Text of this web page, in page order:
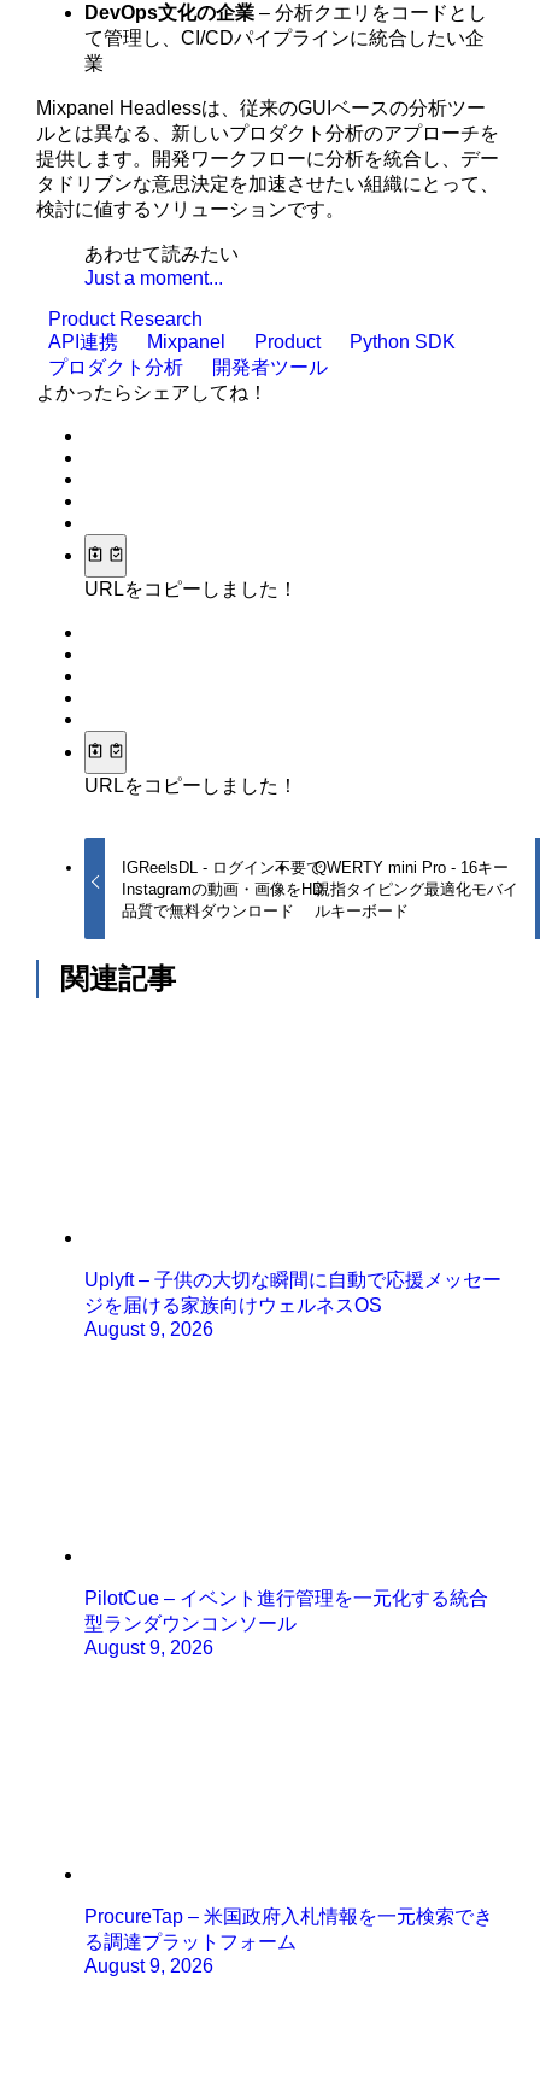
DevOps文化の企業 – 分析クエリをコードとし
て管理し、CI/CDパイプラインに統合したい企
業
Mixpanel Headlessは、従来のGUIベースの分析ツー
ルとは異なる、新しいプロダクト分析のアプローチを
提供します。開発ワークフローに分析を統合し、デー
タドリブンな意思決定を加速させたい組織にとって、
検討に値するソリューションです。
あわせて読みたい
Just a moment...
Product Research
API連携
Mixpanel Product
Python SDK
プロダクト分析
開発者ツール
よかったらシェアしてね！
URLをコピーしました！
URLをコピーしました！
IGReelsDL - ログイン不要で
Instagramの動画・画像をHD
品質で無料ダウンロード
QWERTY mini Pro - 16キー
親指タイピング最適化モバイ
ルキーボード
関連記事
Uplyft – 子供の大切な瞬間に自動で応援メッセー
ジを届ける家族向けウェルネスOS
August 9, 2026
PilotCue – イベント進行管理を一元化する統合
型ランダウンコンソール
August 9, 2026
ProcureTap – 米国政府入札情報を一元検索でき
る調達プラットフォーム
August 9, 2026